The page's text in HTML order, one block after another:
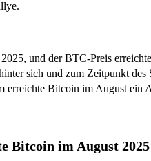
und der BTC-Preis
sich und zum Zeitpunkt
erreichte Bitcoin im August ein
Bitcoin im August